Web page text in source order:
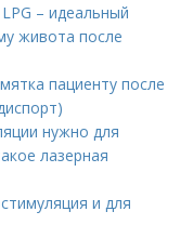
– идеальный
живота после
пациенту после
нужно для
лазерная
и для